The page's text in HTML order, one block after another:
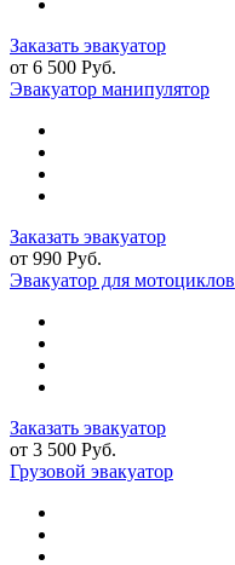
Заказать эвакуатор
от 6 500 Руб.
Эвакуатор манипулятор
Заказать эвакуатор
от 990 Руб.
Эвакуатор для мотоциклов
Заказать эвакуатор
от 3 500 Руб.
Грузовой эвакуатор